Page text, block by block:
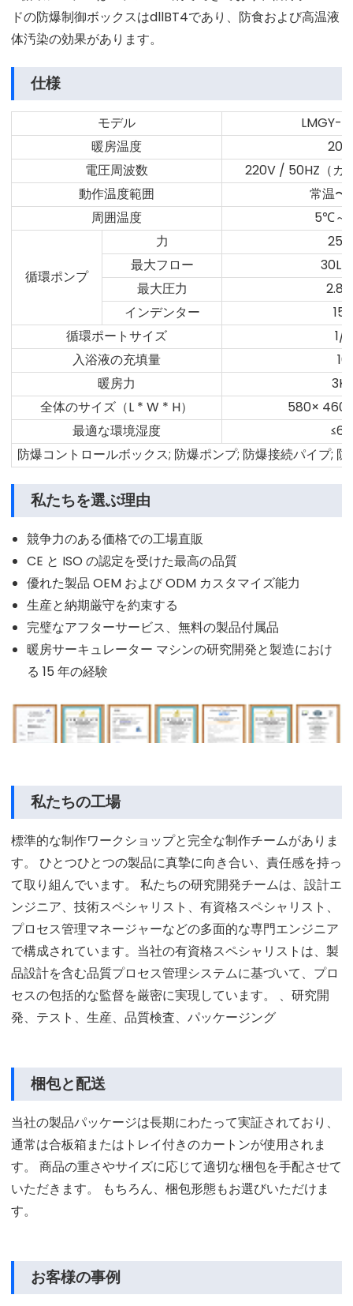
ドの防爆制御ボックスはdllBT4であり、防食および高温液
体汚染の効果があります。
仕様
モデル
LMGY-
暖房温度
電圧周波数
220V / 50HZ（カ
動作温度範囲
常温
周囲温度
5℃
循環ポンプ
力
最大フロー
30L/
最大圧力
インデンター
循環ポートサイズ
1/2
入浴液の充填量
暖房力
全体のサイズ（L * W * H）
580×
最適な環境湿度
防爆コントロールボックス; 防爆ポンプ; 防爆接続パイプ;
私たちを選ぶ理由
競争力のある価格での工場直販
CE と ISO の認定を受けた最高の品質
優れた製品 OEM および ODM カスタマイズ能力
生産と納期厳守を約束する
完璧なアフターサービス、無料の製品付属品
暖房サーキュレーター マシンの研究開発と製造におけ
る 15 年の経験
私たちの工場
標準的な制作ワークショップと完全な制作チームがありま
す。 ひとつひとつの製品に真摯に向き合い、責任感を持っ
て取り組んでいます。 私たちの研究開発チームは、設計エ
ンジニア、技術スペシャリスト、有資格スペシャリスト、
プロセス管理マネージャーなどの多面的な専門エンジニア
で構成されています。当社の有資格スペシャリストは、製
品設計を含む品質プロセス管理システムに基づいて、プロ
セスの包括的な監督を厳密に実現しています。 、研究開
発、テスト、生産、品質検査、パッケージング
梱包と配送
当社の製品パッケージは長期にわたって実証されており、
通常は合板箱またはトレイ付きのカートンが使用されま
す。 商品の重さやサイズに応じて適切な梱包を手配させて
いただきます。 もちろん、梱包形態もお選びいただけま
す。
お客様の事例